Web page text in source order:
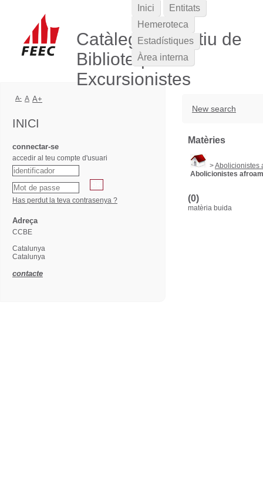
Catàleg Col·lectiu de
Biblioteques
Excursionistes
New search
Matèries
>Abolicionistes
Abolicionistes
(0)
matèria buida
Inici
Entitats
Hemeroteca
Estadístiques
Àrea interna
A- A A+
INICI
connectar-se
accedir al teu compte d'usuari
Has perdut la teva contrasenya ?
Adreça
CCBE
Catalunya
Catalunya
contacte